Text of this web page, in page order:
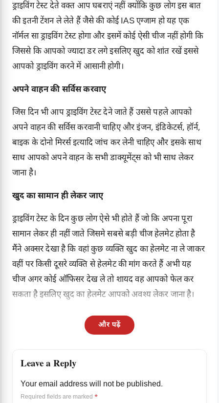
ड्राइविंग टेस्ट देते वक्त आप घबराएं नहीं क्योंकि कुछ लोग इस बात
की इतनी टेंशन ले लेते हैं जैसे की कोई IAS एग्जाम हो यह एक
नॉर्मल सा ड्राइविंग टेस्ट होगा और इसमें कोई ऐसी चीज नहीं होगी कि
जिससे कि आपको ज्यादा डर लगे इसलिए खुद को शांत रखें इससे
आपको ड्राइविंग करने में आसानी होगी।
अपने वाहन की सर्विस करवाए
जिस दिन भी आप ड्राइविंग टेस्ट देने जाते हैं उससे पहले आपको
अपने वाहन की सर्विस करवानी चाहिए और इंजन, इंडिकेटर्स, हॉर्न,
बाइक के दोनो मिरर्स इत्यादि जांच कर लेनी चाहिए और इसके साथ
साथ आपको अपने वाहन के सभी डाक्यूमेंट्स को भी साथ लेकर
जाना है।
खुद का सामान ही लेकर जाए
ड्राइविंग टेस्ट के दिन कुछ लोग ऐसे भी होते हैं जो कि अपना पूरा
सामान लेकर ही नहीं जाते जिसमे सबसे बड़ी चीज हेलमेट होता है
मैंने अक्सर देखा है कि वहां कुछ व्यक्ति खुद का हेलमेट ना ले जाकर
वहीं पर किसी दूसरे व्यक्ति से हेलमेट की मांग करते हैं अभी यह
चीज अगर कोई ऑफिसर देख ले तो शायद वह आपको फेल कर
सकता है इसलिए खुद का हेलमेट आपको अवश्य लेकर जाना है।
और पढ़ें
Leave a Reply
Your email address will not be published.
Required fields are marked *